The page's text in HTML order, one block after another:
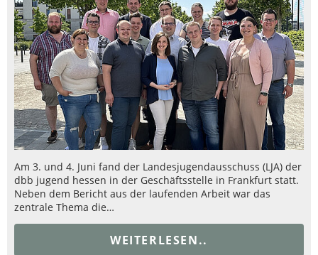
Am 3. und 4. Juni fand der Landesjugendausschuss (LJA) der
dbb jugend hessen in der Geschäftsstelle in Frankfurt statt.
Neben dem Bericht aus der laufenden Arbeit war das
zentrale Thema die…
WEITERLESEN..